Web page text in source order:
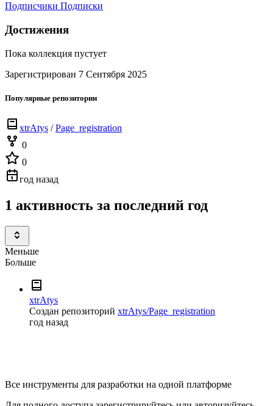
Подписчики Подписки
Достижения
Пока коллекция пустует
Зарегистрирован 7 Сентября 2025
Популярные репозитории
xtrAtys /Page_registration
0
0
год назад
1 активность за последний год
Меньше
Больше
xtrAtys
Создан репозиторий xtrAtys/Page_registration
год назад
Все инструменты для разработки на одной платформе